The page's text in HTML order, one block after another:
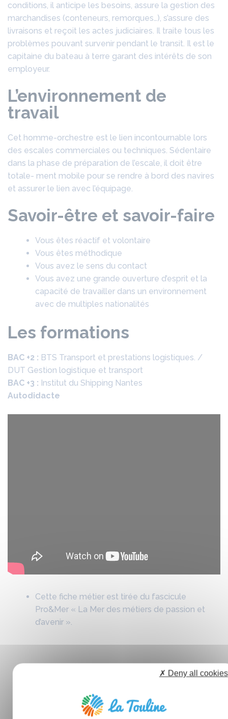
conditions, il anticipe les besoins, assure la gestion des
marchandises (conteneurs, remorques…), s’assure des
livraisons et reçoit les actes judiciaires. Il traite tous les
problèmes pouvant survenir pendant le transit. Il est le
capitaine du bateau à terre garant des intérêts de son
employeur.
L’environnement de
travail
Cet homme-orchestre est le lien incontournable lors
des escales commerciales ou techniques. Sédentaire
dans la phase de préparation de l’escale, il doit être
totale- ment mobile pour se rendre à bord des navires
et assurer le lien avec l’équipage.
Savoir-être et savoir-faire
Vous êtes réactif et volontaire
Vous êtes méthodique
Vous avez le sens du contact
Vous avez une grande ouverture d’esprit et la
capacité de travailler dans un environnement
avec de multiples nationalités
Les formations
BAC +2 : BTS Transport et prestations logistiques. /
DUT Gestion logistique et transport
BAC +3 : Institut du Shipping Nantes
Autodidacte
Cette fiche métier est tirée du fascicule
Pro&Mer « La Mer des métiers de passion et
d’avenir ».
Perspective d'évolution
✗ Deny all cookies